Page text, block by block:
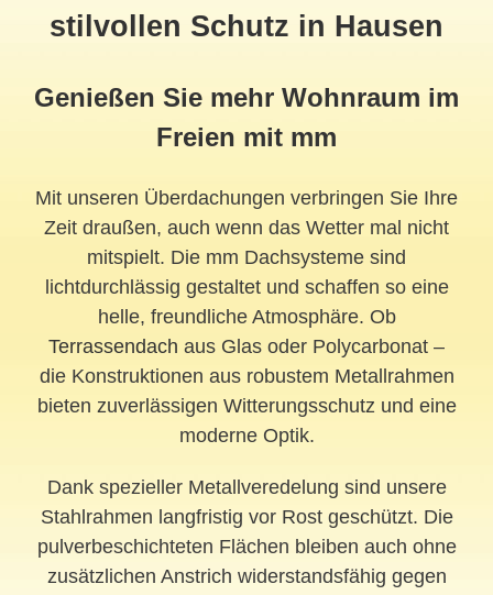
stilvollen Schutz in Hausen
Genießen Sie mehr Wohnraum im
Freien mit mm
Mit unseren Überdachungen verbringen Sie Ihre
Zeit draußen, auch wenn das Wetter mal nicht
mitspielt. Die mm Dachsysteme sind
lichtdurchlässig gestaltet und schaffen so eine
helle, freundliche Atmosphäre. Ob
Terrassendach aus Glas oder Polycarbonat –
die Konstruktionen aus robustem Metallrahmen
bieten zuverlässigen Witterungsschutz und eine
moderne Optik.
Dank spezieller Metallveredelung sind unsere
Stahlrahmen langfristig vor Rost geschützt. Die
pulverbeschichteten Flächen bleiben auch ohne
zusätzlichen Anstrich widerstandsfähig gegen